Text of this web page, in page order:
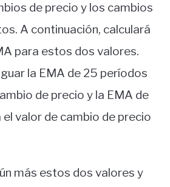
de precio y los cambios
A continuación, calculará
para estos dos valores.
la EMA de 25 períodos
de precio y la EMA de
valor de cambio de precio
más estos dos valores y